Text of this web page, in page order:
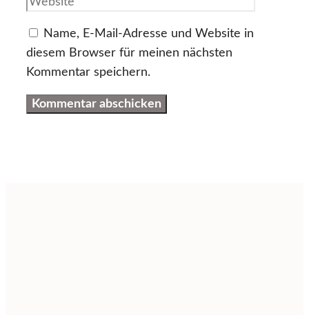
Name, E-Mail-Adresse und Website in
diesem Browser für meinen nächsten
Kommentar speichern.